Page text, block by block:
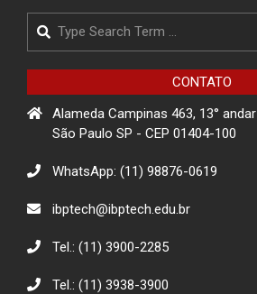
Search
CONTATO
Alameda Campinas 463, 13° andar
São Paulo SP - CEP 01404-100
WhatsApp: (11) 98876-0619
ibptech@ibptech.edu.br
Tel.: (11) 3900-2285
Tel.: (11) 3938-3900